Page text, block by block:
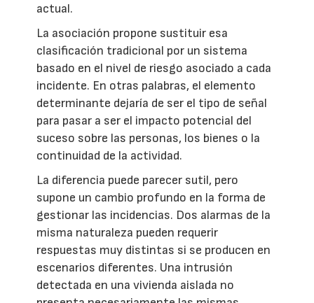
actual.
La asociación propone sustituir esa
clasificación tradicional por un sistema
basado en el nivel de riesgo asociado a cada
incidente. En otras palabras, el elemento
determinante dejaría de ser el tipo de señal
para pasar a ser el impacto potencial del
suceso sobre las personas, los bienes o la
continuidad de la actividad.
La diferencia puede parecer sutil, pero
supone un cambio profundo en la forma de
gestionar las incidencias. Dos alarmas de la
misma naturaleza pueden requerir
respuestas muy distintas si se producen en
escenarios diferentes. Una intrusión
detectada en una vivienda aislada no